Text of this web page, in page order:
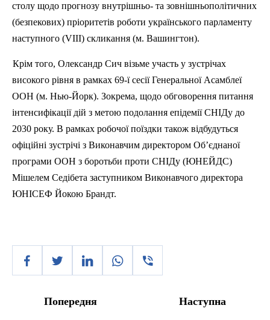
столу щодо прогнозу внутрішньо- та зовнішньополітичних
(безпекових) пріоритетів роботи українського парламенту
наступного (VIII) скликання (м. Вашингтон).
Крім того, Олександр Сич візьме участь у зустрічах
високого рівня в рамках 69-ї сесії Генеральної Асамблеї
ООН (м. Нью-Йорк). Зокрема, щодо обговорення питання
інтенсифікації дій з метою подолання епідеміїСНІДу до
2030 року. В рамках робочої поїздки також відбудуться
офіційні зустрічі з Виконавчим директором Об’єднаної
програми ООН з боротьби проти СНІДу (ЮНЕЙДС)
Мішелем Седібета заступником Виконавчого директора
ЮНІСЕФ Йокою Брандт.
Попередня Наступна